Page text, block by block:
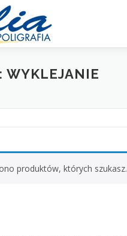
SKLEP DRUKARNIA
WYKLEJANIE
produktów, których szukasz.